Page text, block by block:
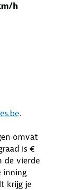
h
.
omvat
is €
de vierde
inning
krijg je